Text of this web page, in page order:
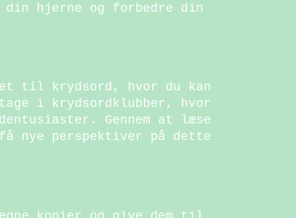
hjerne og forbedre din
til krydsord, hvor du kan
i krydsordklubber, hvor
Gennem at læse
nye perspektiver på dette